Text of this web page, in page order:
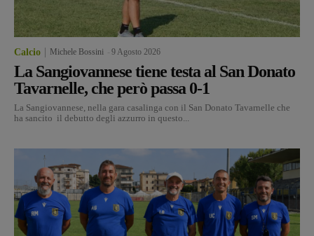
Calcio Michele Bossini 9 Agosto 2026
La Sangiovannese tiene testa al San Donato
Tavarnelle, che però passa 0-1
La Sangiovannese, nella gara casalinga con il San Donato Tavarnelle che
ha sancito il debutto degli azzurro in questo...